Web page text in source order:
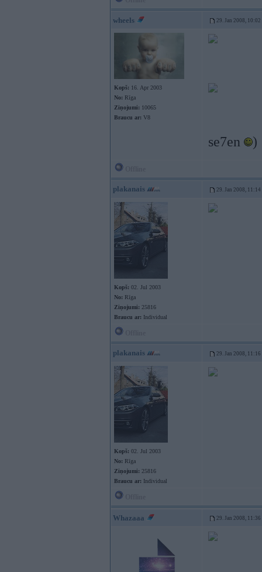
wheels 29. Jan 2008, 10:02
Kopš: 16. Apr 2003
No: Rīga
Ziņojumi: 10065
Braucu ar: V8
se7en )
plakanais 29. Jan 2008, 11:14
Kopš: 02. Jul 2003
No: Rīga
Ziņojumi: 25816
Braucu ar: Individual
plakanais 29. Jan 2008, 11:16
Kopš: 02. Jul 2003
No: Rīga
Ziņojumi: 25816
Braucu ar: Individual
Whazaaa 29. Jan 2008, 11:36